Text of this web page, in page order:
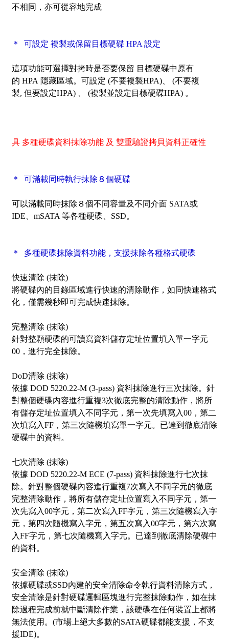
不相同，亦可從容地完成
＊ 可設定 複製或保留目標硬碟 HPA 設定
這項功能可選擇對拷時是否要保留 目標硬碟中原有
的 HPA 隱藏區域。可設定 (不要複製HPA)、 (不要複
製, 但要設定HPA) 、 (複製並設定目標硬碟HPA) 。
具 多種硬碟資料抹除功能 及 雙重驗證拷貝資料正確性
＊ 可滿載同時執行抹除８個硬碟
可以滿載同時抹除８個不同容量及不同介面 SATA或
IDE、mSATA 等各種硬碟、SSD。
＊ 多種硬碟抹除資料功能，支援抹除各種格式硬碟
快速清除 (抹除)
將硬碟內的目錄區域進行快速的清除動作，如同快速格式
化，僅需幾秒即可完成快速抹除。
完整清除 (抹除)
針對整顆硬碟的可讀寫資料儲存定址位置填入單一字元
00，進行完全抹除。
DoD清除 (抹除)
依據 DOD 5220.22-M (3-pass) 資料抹除進行三次抹除。針
對整個硬碟內容進行重複3次徹底完整的清除動作，將所
有儲存定址位置填入不同字元，第一次先填寫入00，第二
次填寫入FF，第三次隨機填寫單一字元。已達到徹底清除
硬碟中的資料。
七次清除 (抹除)
依據 DOD 5220.22-M ECE (7-pass) 資料抹除進行七次抹
除。針對整個硬碟內容進行重複7次寫入不同字元的徹底
完整清除動作，將所有儲存定址位置寫入不同字元，第一
次先寫入00字元，第二次寫入FF字元，第三次隨機寫入字
元，第四次隨機寫入字元，第五次寫入00字元，第六次寫
入FF字元，第七次隨機寫入字元。已達到徹底清除硬碟中
的資料。
安全清除 (抹除)
依據硬碟或SSD內建的安全清除命令執行資料清除方式，
安全清除是針對硬碟邏輯區塊進行完整抹除動作，如在抹
除過程完成前就中斷清除作業，該硬碟在任何裝置上都將
無法使用。(市場上絕大多數的SATA硬碟都能支援，不支
援IDE)。